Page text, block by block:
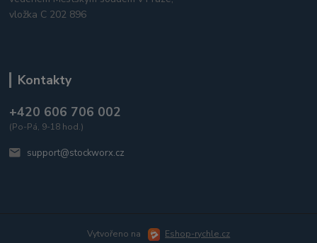
vložka C 202 896
Kontakty
+420 606 706 002
(Po-Pá, 9-18 hod.)
support@stockworx.cz
Vytvořeno na Eshop-rychle.cz